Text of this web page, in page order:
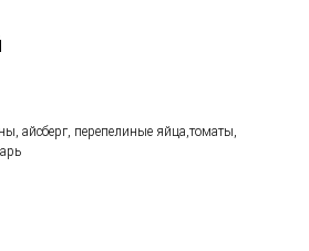
айсберг, перепелиные яйца,томаты,